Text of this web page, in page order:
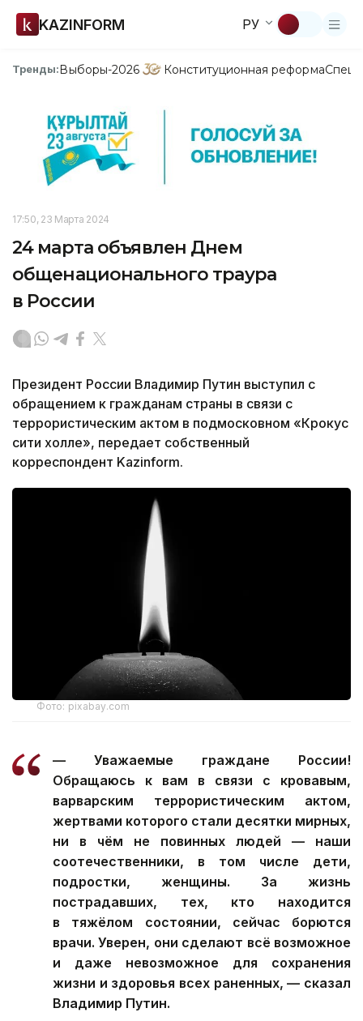
KAZINFORM РУ
Тренды:Выборы-2026 Конституционная реформа
17:50, 23 Марта 2024
24 марта объявлен Днем
общенационального траура
в России
Президент России Владимир Путин выступил с
обращением к гражданам страны в связи с
террористическим актом в подмосковном «Крокус
сити холле», передает собственный
корреспондент Kazinform.
Фото: pixabay.com
— Уважаемые граждане России!
Обращаюсь к вам в связи с кровавым,
варварским террористическим актом,
жертвами которого стали десятки мирных,
ни в чём не повинных людей — наши
соотечественники, в том числе дети,
подростки, женщины. За жизнь
пострадавших, тех, кто находится
в тяжёлом состоянии, сейчас борются
врачи. Уверен, они сделают всё возможное
и даже невозможное для сохранения
жизни и здоровья всех раненных, — сказал
Владимир Путин.